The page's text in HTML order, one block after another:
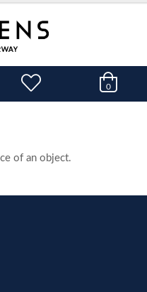
0
of an object.